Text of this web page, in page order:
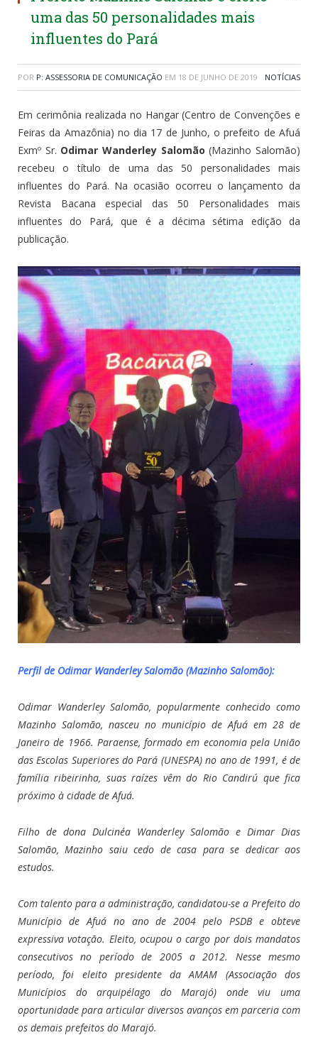
uma das 50 personalidades mais
influentes do Pará
POR P: ASSESSORIA DE COMUNICAÇÃO EM 18 DE JUNHO DE 2019 NOTÍCIAS
Em cerimônia realizada no Hangar (Centro de Convenções e
Feiras da Amazônia) no dia 17 de Junho, o prefeito de Afuá
Exmº Sr. Odimar Wanderley Salomão (Mazinho Salomão)
recebeu o título de uma das 50 personalidades mais
influentes do Pará. Na ocasião ocorreu o lançamento da
Revista Bacana especial das 50 Personalidades mais
influentes do Pará, que é a décima sétima edição da
publicação.
Perfil de Odimar Wanderley Salomão (Mazinho Salomão):
Odimar Wanderley Salomão, popularmente conhecido como
Mazinho Salomão, nasceu no município de Afuá em 28 de
Janeiro de 1966. Paraense, formado em economia pela União
das Escolas Superiores do Pará (UNESPA) no ano de 1991, é de
família ribeirinha, suas raízes vêm do Rio Candirú que fica
próximo à cidade de Afuá.
Filho de dona Dulcinéa Wanderley Salomão e Dimar Dias
Salomão, Mazinho saiu cedo de casa para se dedicar aos
estudos.
Com talento para a administração, candidatou-se a Prefeito do
Município de Afuá no ano de 2004 pelo PSDB e obteve
expressiva votação. Eleito, ocupou o cargo por dois mandatos
consecutivos no período de 2005 a 2012. Nesse mesmo
período, foi eleito presidente da AMAM (Associação dos
Municípios do arquipélago do Marajó) onde viu uma
oportunidade para articular diversos avanços em parceria com
os demais prefeitos do Marajó.